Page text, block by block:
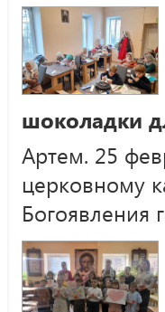
шоколадки
Артем. 25
церковному
Богоявления